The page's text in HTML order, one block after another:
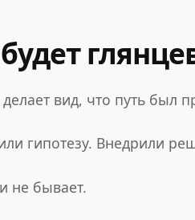
делает вид, что путь был
гипотезу. Внедрили
не бывает.